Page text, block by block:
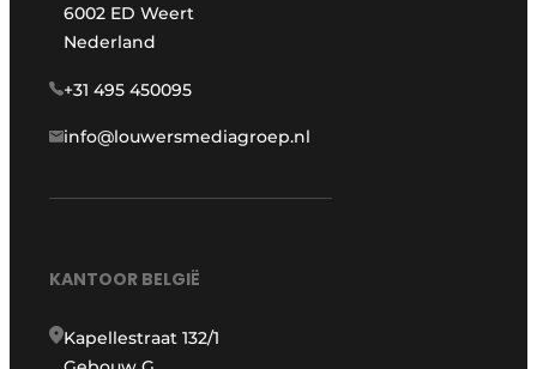
6002 ED Weert
Nederland
+31 495 450095
info@louwersmediagroep.nl
KANTOOR BELGIË
Kapellestraat 132/1